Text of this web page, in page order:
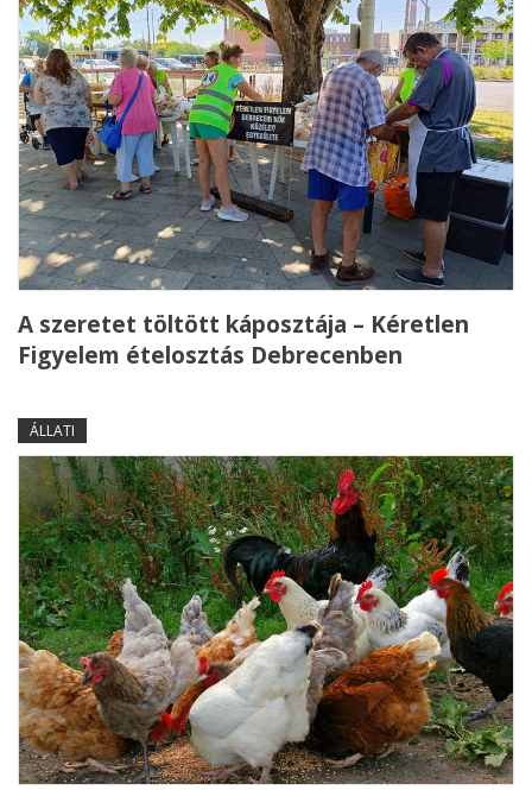
A szeretet töltött káposztája – Kéretlen
Figyelem ételosztás Debrecenben
ÁLLATI